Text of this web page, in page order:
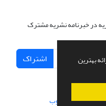
بهترین
در خبرنامه نشریه مشترک
اشتراک
سازی از سیناوب